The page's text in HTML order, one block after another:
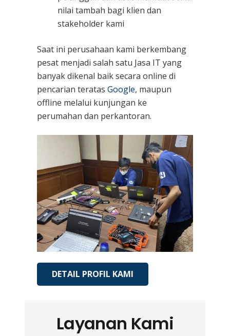
nilai tambah bagi klien dan
stakeholder kami
Saat ini perusahaan kami berkembang
pesat menjadi salah satu Jasa IT yang
banyak dikenal baik secara online di
pencarian teratas Google, maupun
offline melalui kunjungan ke
perumahan dan perkantoran.
DETAIL PROFIL KAMI
Layanan Kami